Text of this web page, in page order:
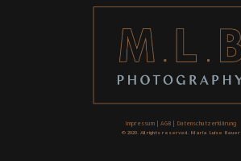
Impressum| AGB| Datenschutzerklärung
© 2020. All rights reserved. Maria Luise Bauer